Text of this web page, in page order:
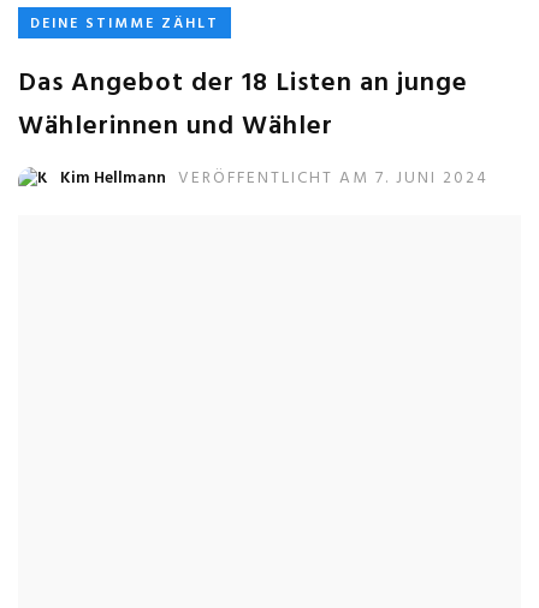
DEINE STIMME ZÄHLT
Das Angebot der 18 Listen an junge
Wählerinnen und Wähler
Kim Hellmann VERÖFFENTLICHT AM 7. JUNI 2024